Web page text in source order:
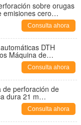
sobre orugas
emisiones cero
para minería
Consulta ahora
DTH
Máquina de
de perforación
Consulta ahora
de perforación de
dura 21 m
Consulta ahora